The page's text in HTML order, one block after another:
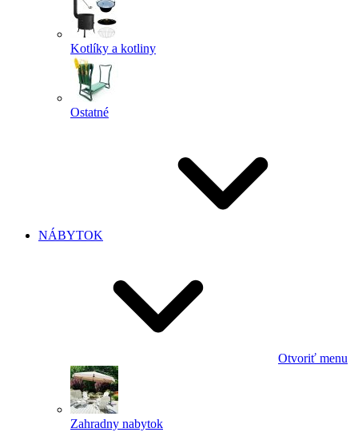
Kotlíky a kotliny
Ostatné
NÁBYTOK
Otvoriť menu
Zahradny nabytok